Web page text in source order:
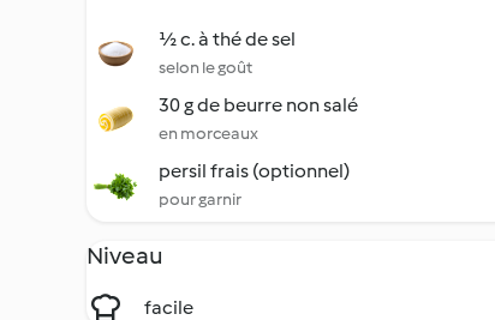
½ c. à thé de sel
selon le goût
30 g de beurre non salé
en morceaux
persil frais (optionnel)
pour garnir
Niveau
facile